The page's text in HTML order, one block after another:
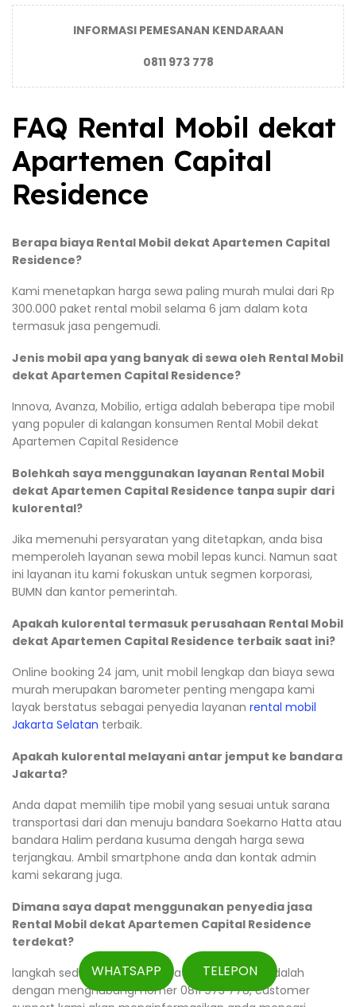
INFORMASI PEMESANAN KENDARAAN
0811 973 778
FAQ Rental Mobil dekat
Apartemen Capital
Residence
Berapa biaya Rental Mobil dekat Apartemen Capital
Residence?
Kami menetapkan harga sewa paling murah mulai dari Rp
300.000 paket rental mobil selama 6 jam dalam kota
termasuk jasa pengemudi.
Jenis mobil apa yang banyak di sewa oleh Rental Mobil
dekat Apartemen Capital Residence?
Innova, Avanza, Mobilio, ertiga adalah beberapa tipe mobil
yang populer di kalangan konsumen Rental Mobil dekat
Apartemen Capital Residence
Bolehkah saya menggunakan layanan Rental Mobil
dekat Apartemen Capital Residence tanpa supir dari
kulorental?
Jika memenuhi persyaratan yang ditetapkan, anda bisa
memperoleh layanan sewa mobil lepas kunci. Namun saat
ini layanan itu kami fokuskan untuk segmen korporasi,
BUMN dan kantor pemerintah.
Apakah kulorental termasuk perusahaan Rental Mobil
dekat Apartemen Capital Residence terbaik saat ini?
Online booking 24 jam, unit mobil lengkap dan biaya sewa
murah merupakan barometer penting mengapa kami
layak berstatus sebagai penyedia layanan rental mobil
Jakarta Selatan terbaik.
Apakah kulorental melayani antar jemput ke bandara
Jakarta?
Anda dapat memilih tipe mobil yang sesuai untuk sarana
transportasi dari dan menuju bandara Soekarno Hatta atau
bandara Halim perdana kusuma dengah harga sewa
terjangkau. Ambil smartphone anda dan kontak admin
kami sekarang juga.
Dimana saya dapat menggunakan penyedia jasa
Rental Mobil dekat Apartemen Capital Residence
terdekat?
langkah sederhana yang dapat anda lakukan adalah
dengan menghubungi nomer 0811 973 778, customer
WHATSAPP TELEPON